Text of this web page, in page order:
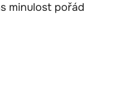
minulost pořád